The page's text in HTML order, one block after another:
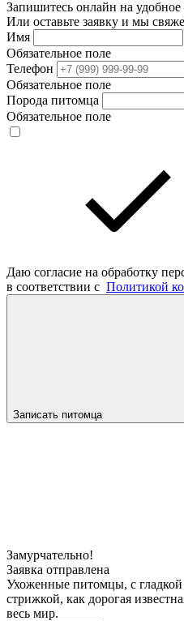
Запишитесь онлайн на удобное
Или оставьте заявку и мы
Имя
Обязательное поле
Телефон
Обязательное поле
Порода питомца
Обязательное поле
Даю согласие на обработку
в соответствии с Политикой
Записать питомца
Замурчательно!
Заявка отправлена
Ухоженные питомцы, с
стрижкой, как дорогая
весь мир.